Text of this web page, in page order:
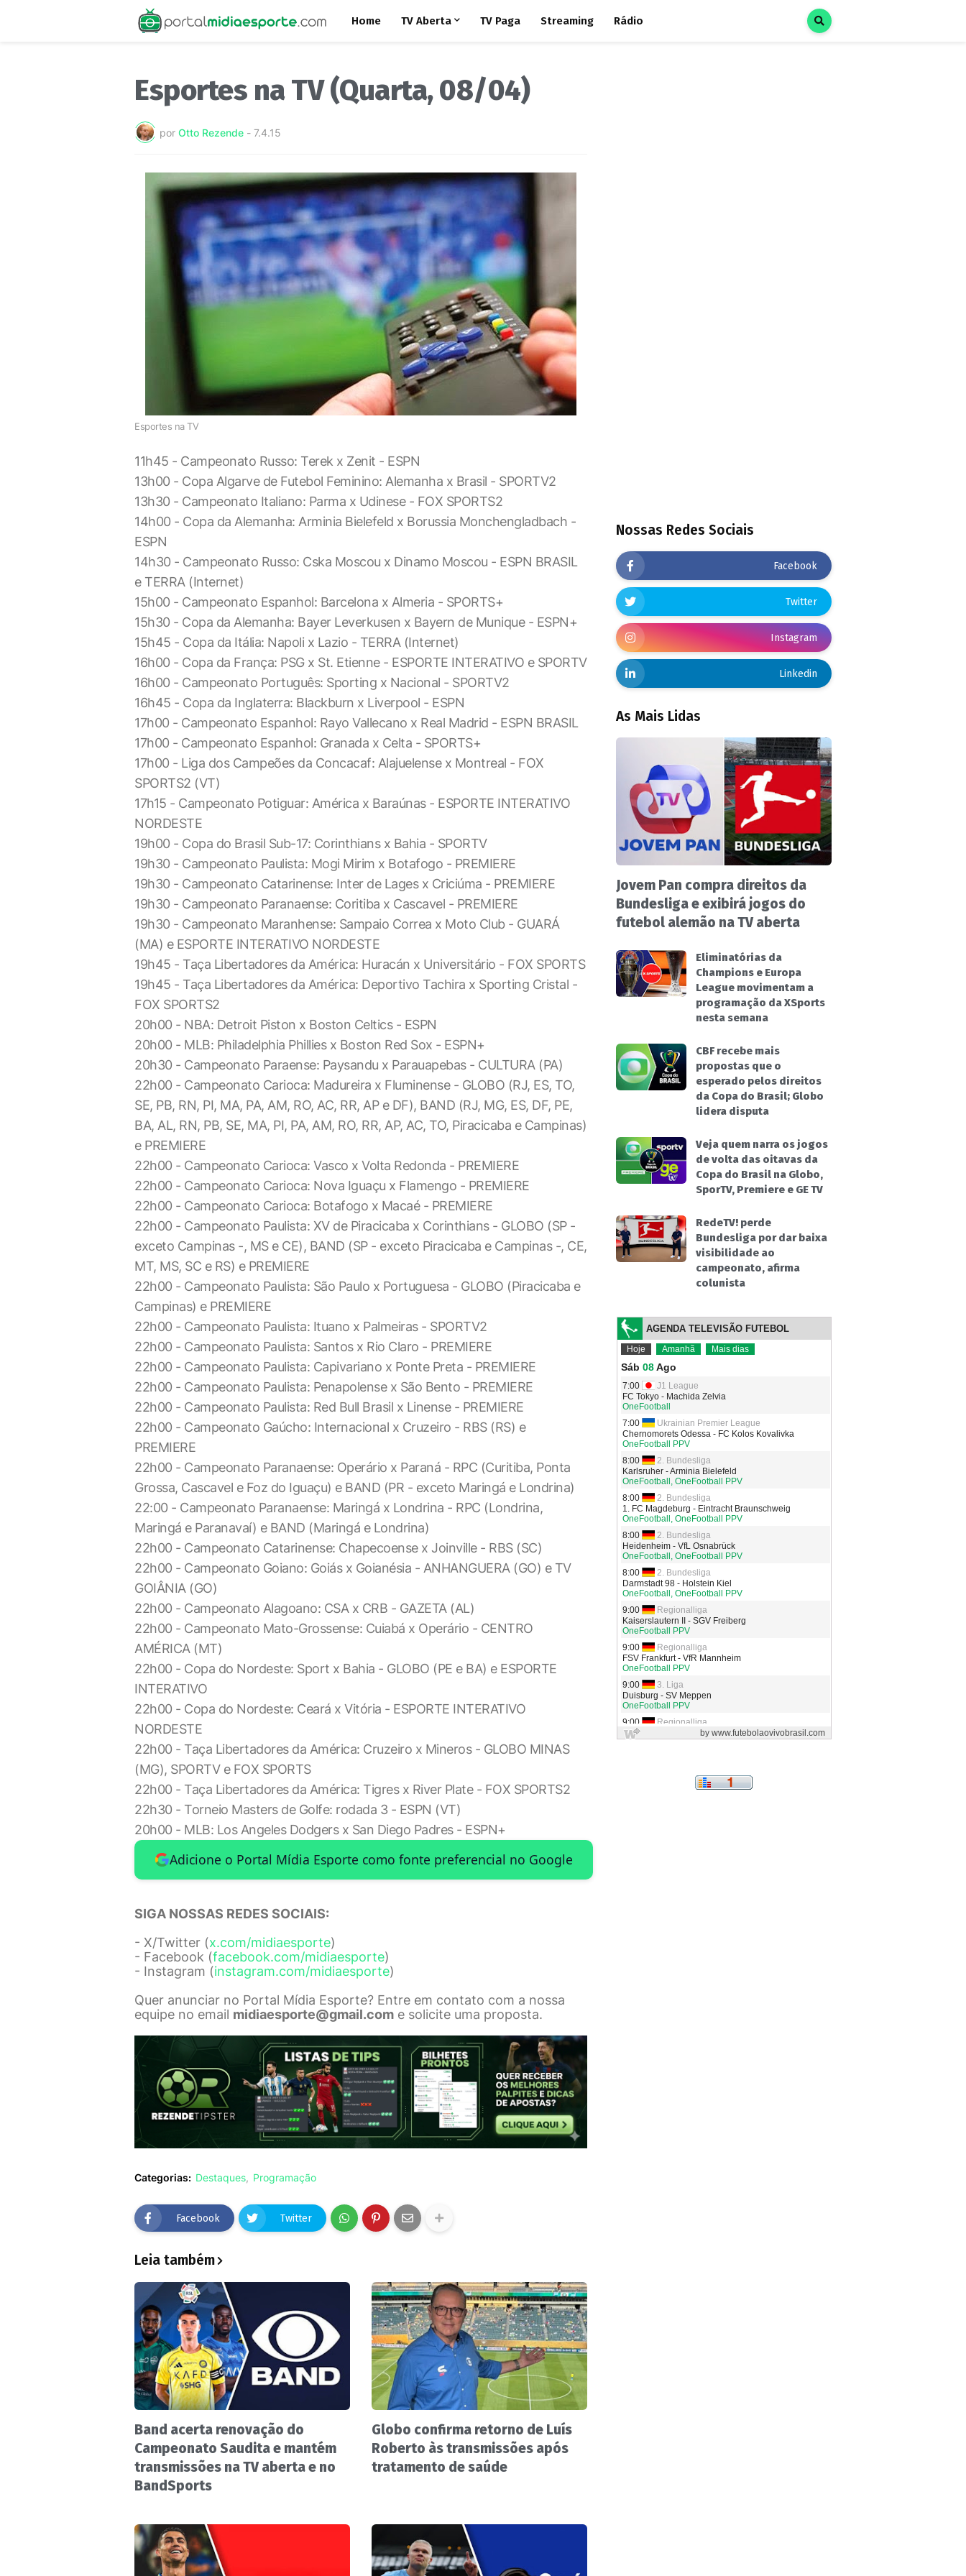
Home TV Aberta TV Paga Streaming Rádio
Esportes na TV (Quarta, 08/04)
por Otto Rezende - 7.4.15
Esportes na TV
11h45 - Campeonato Russo: Terek x Zenit - ESPN
13h00 - Copa Algarve de Futebol Feminino: Alemanha x Brasil - SPORTV2
13h30 - Campeonato Italiano: Parma x Udinese - FOX SPORTS2
14h00 - Copa da Alemanha: Arminia Bielefeld x Borussia Monchengladbach -
ESPN
14h30 - Campeonato Russo: Cska Moscou x Dinamo Moscou - ESPN BRASIL
e TERRA (Internet)
15h00 - Campeonato Espanhol: Barcelona x Almeria - SPORTS+
15h30 - Copa da Alemanha: Bayer Leverkusen x Bayern de Munique - ESPN+
15h45 - Copa da Itália: Napoli x Lazio - TERRA (Internet)
16h00 - Copa da França: PSG x St. Etienne - ESPORTE INTERATIVO e SPORTV
16h00 - Campeonato Português: Sporting x Nacional - SPORTV2
16h45 - Copa da Inglaterra: Blackburn x Liverpool - ESPN
17h00 - Campeonato Espanhol: Rayo Vallecano x Real Madrid - ESPN BRASIL
17h00 - Campeonato Espanhol: Granada x Celta - SPORTS+
17h00 - Liga dos Campeões da Concacaf: Alajuelense x Montreal - FOX
SPORTS2 (VT)
17h15 - Campeonato Potiguar: América x Baraúnas - ESPORTE INTERATIVO
NORDESTE
19h00 - Copa do Brasil Sub-17: Corinthians x Bahia - SPORTV
19h30 - Campeonato Paulista: Mogi Mirim x Botafogo - PREMIERE
19h30 - Campeonato Catarinense: Inter de Lages x Criciúma - PREMIERE
19h30 - Campeonato Paranaense: Coritiba x Cascavel - PREMIERE
19h30 - Campeonato Maranhense: Sampaio Correa x Moto Club - GUARÁ
(MA) e ESPORTE INTERATIVO NORDESTE
19h45 - Taça Libertadores da América: Huracán x Universitário - FOX SPORTS
19h45 - Taça Libertadores da América: Deportivo Tachira x Sporting Cristal -
FOX SPORTS2
20h00 - NBA: Detroit Piston x Boston Celtics - ESPN
20h00 - MLB: Philadelphia Phillies x Boston Red Sox - ESPN+
20h30 - Campeonato Paraense: Paysandu x Parauapebas - CULTURA (PA)
22h00 - Campeonato Carioca: Madureira x Fluminense - GLOBO (RJ, ES, TO,
SE, PB, RN, PI, MA, PA, AM, RO, AC, RR, AP e DF), BAND (RJ, MG, ES, DF, PE,
BA, AL, RN, PB, SE, MA, PI, PA, AM, RO, RR, AP, AC, TO, Piracicaba e Campinas)
e PREMIERE
22h00 - Campeonato Carioca: Vasco x Volta Redonda - PREMIERE
22h00 - Campeonato Carioca: Nova Iguaçu x Flamengo - PREMIERE
22h00 - Campeonato Carioca: Botafogo x Macaé - PREMIERE
22h00 - Campeonato Paulista: XV de Piracicaba x Corinthians - GLOBO (SP -
exceto Campinas -, MS e CE), BAND (SP - exceto Piracicaba e Campinas -, CE,
MT, MS, SC e RS) e PREMIERE
22h00 - Campeonato Paulista: São Paulo x Portuguesa - GLOBO (Piracicaba e
Campinas) e PREMIERE
22h00 - Campeonato Paulista: Ituano x Palmeiras - SPORTV2
22h00 - Campeonato Paulista: Santos x Rio Claro - PREMIERE
22h00 - Campeonato Paulista: Capivariano x Ponte Preta - PREMIERE
22h00 - Campeonato Paulista: Penapolense x São Bento - PREMIERE
22h00 - Campeonato Paulista: Red Bull Brasil x Linense - PREMIERE
22h00 - Campeonato Gaúcho: Internacional x Cruzeiro - RBS (RS) e
PREMIERE
22h00 - Campeonato Paranaense: Operário x Paraná - RPC (Curitiba, Ponta
Grossa, Cascavel e Foz do Iguaçu) e BAND (PR - exceto Maringá e Londrina)
22:00 - Campeonato Paranaense: Maringá x Londrina - RPC (Londrina,
Maringá e Paranavaí) e BAND (Maringá e Londrina)
22h00 - Campeonato Catarinense: Chapecoense x Joinville - RBS (SC)
22h00 - Campeonato Goiano: Goiás x Goianésia - ANHANGUERA (GO) e TV
GOIÂNIA (GO)
22h00 - Campeonato Alagoano: CSA x CRB - GAZETA (AL)
22h00 - Campeonato Mato-Grossense: Cuiabá x Operário - CENTRO
AMÉRICA (MT)
22h00 - Copa do Nordeste: Sport x Bahia - GLOBO (PE e BA) e ESPORTE
INTERATIVO
22h00 - Copa do Nordeste: Ceará x Vitória - ESPORTE INTERATIVO
NORDESTE
22h00 - Taça Libertadores da América: Cruzeiro x Mineros - GLOBO MINAS
(MG), SPORTV e FOX SPORTS
22h00 - Taça Libertadores da América: Tigres x River Plate - FOX SPORTS2
22h30 - Torneio Masters de Golfe: rodada 3 - ESPN (VT)
20h00 - MLB: Los Angeles Dodgers x San Diego Padres - ESPN+
Adicione o Portal Mídia Esporte como fonte preferencial no Google
SIGA NOSSAS REDES SOCIAIS:
- X/Twitter (x.com/midiaesporte)
- Facebook (facebook.com/midiaesporte)
- Instagram (instagram.com/midiaesporte)
Quer anunciar no Portal Mídia Esporte? Entre em contato com a nossa
equipe no email midiaesporte@gmail.com e solicite uma proposta.
Categorias: Destaques Programação
Facebook Twitter
Leia também
Band acerta renovação do
Campeonato Saudita e mantém
transmissões na TV aberta e no
BandSports
Globo confirma retorno de Luís
Roberto às transmissões após
tratamento de saúde
Nossas Redes Sociais
Facebook
Twitter
Instagram
Linkedin
As Mais Lidas
Jovem Pan compra direitos da
Bundesliga e exibirá jogos do
futebol alemão na TV aberta
Eliminatórias da
Champions e Europa
League movimentam a
programação da XSports
nesta semana
CBF recebe mais
propostas que o
esperado pelos direitos
da Copa do Brasil; Globo
lidera disputa
Veja quem narra os jogos
de volta das oitavas da
Copa do Brasil na Globo,
SporTV, Premiere e GE TV
RedeTV! perde
Bundesliga por dar baixa
visibilidade ao
campeonato, afirma
colunista